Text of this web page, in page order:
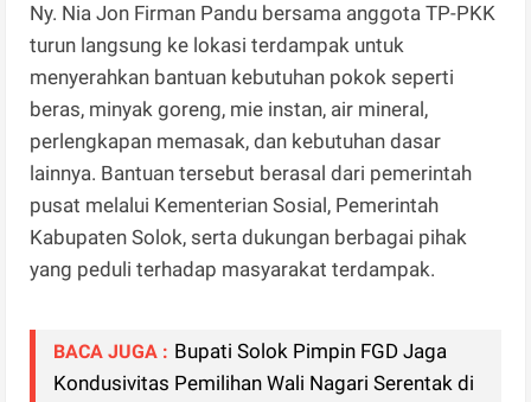
Ny. Nia Jon Firman Pandu bersama anggota TP-PKK
turun langsung ke lokasi terdampak untuk
menyerahkan bantuan kebutuhan pokok seperti
beras, minyak goreng, mie instan, air mineral,
perlengkapan memasak, dan kebutuhan dasar
lainnya. Bantuan tersebut berasal dari pemerintah
pusat melalui Kementerian Sosial, Pemerintah
Kabupaten Solok, serta dukungan berbagai pihak
yang peduli terhadap masyarakat terdampak.
BACA JUGA : Bupati Solok Pimpin FGD Jaga
Kondusivitas Pemilihan Wali Nagari Serentak di